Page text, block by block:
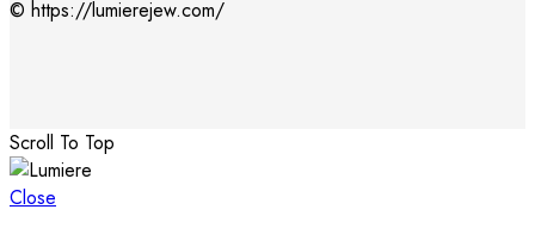
© https://lumierejew.com/
Scroll To Top
Close